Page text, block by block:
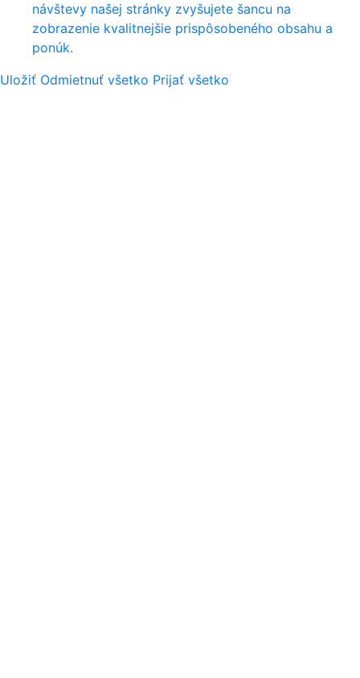
návštevy našej stránky zvyšujete šancu na
zobrazenie kvalitnejšie prispôsobeného obsahu a
ponúk.
Uložiť Odmietnuť všetko Prijať všetko